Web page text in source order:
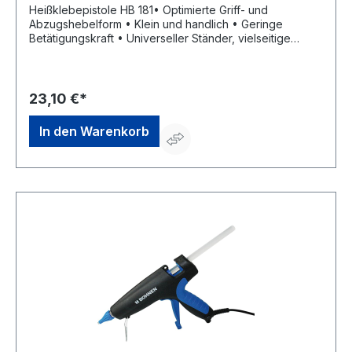
Heißklebepistole HB 181• Optimierte Griff- und
Abzugshebelform • Klein und handlich • Geringe
Betätigungskraft • Universeller Ständer, vielseitige
Sielhof 25, 28277 Bremen, DE, +49 (0) 421 - 51 20-0,
info@buehnen.de
23,10 €*
In den Warenkorb